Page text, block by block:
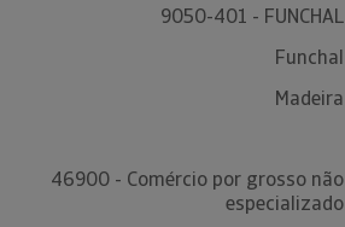
9050-401 - FUNCHAL
Funchal
Madeira
46900 - Comércio por grosso não
especializado